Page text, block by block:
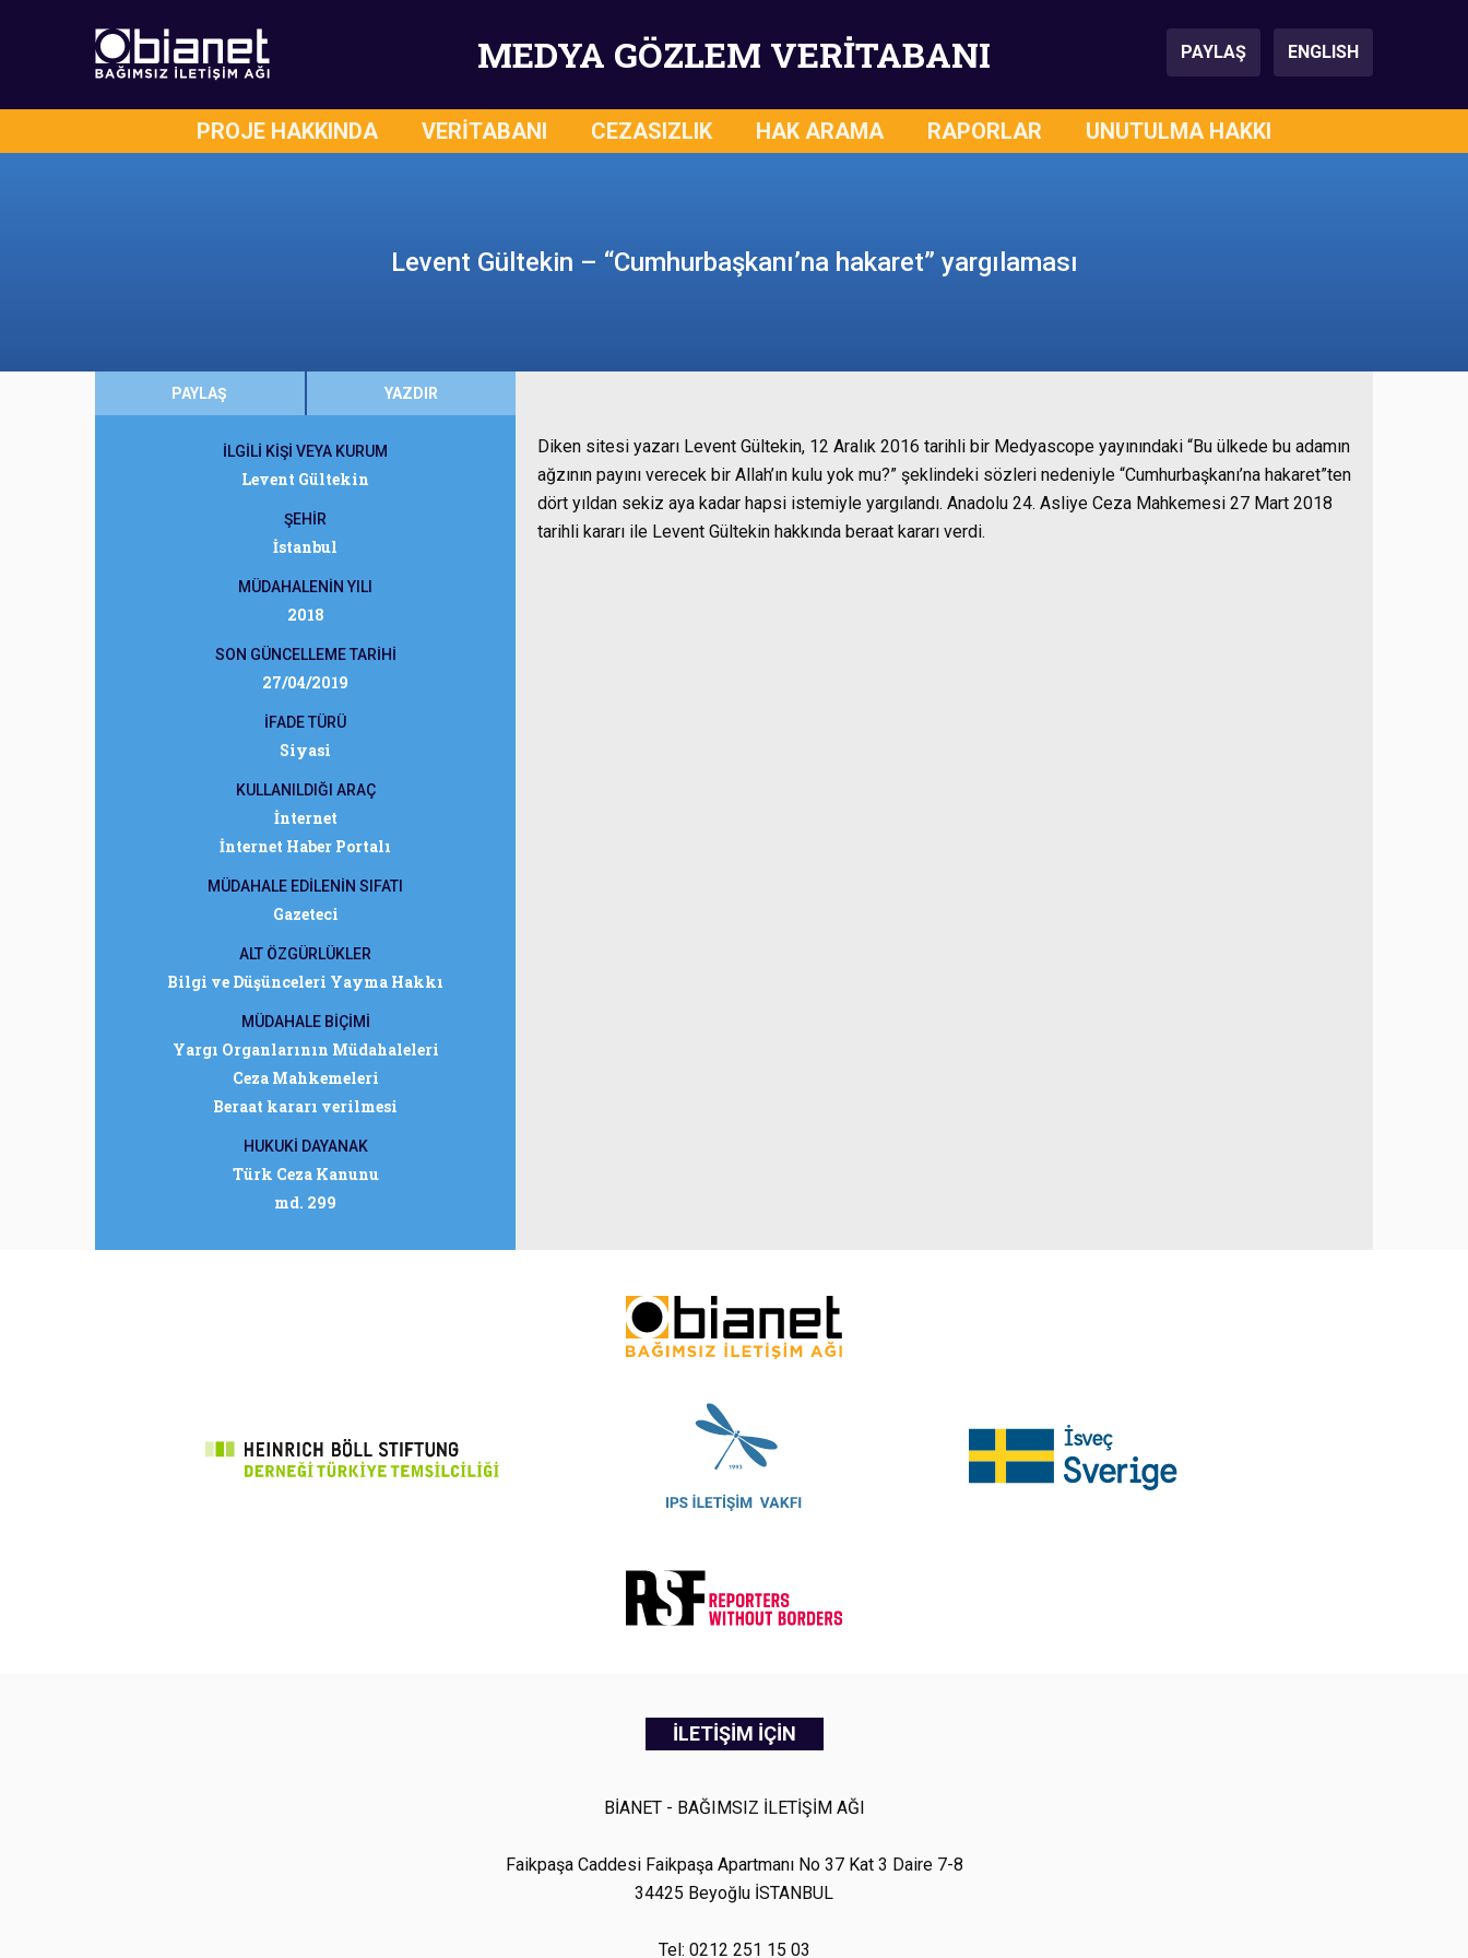
MEDYA GÖZLEM VERİTABANI PAYLAŞ ENGLISH
PROJE HAKKINDA VERİTABANI CEZASIZLIK HAK ARAMA RAPORLAR UNUTULMA HAKKI
Levent Gültekin – “Cumhurbaşkanı’na hakaret” yargılaması
PAYLAŞ YAZDIR
İLGİLİ KİŞİ VEYA KURUM
Levent Gültekin
ŞEHİR
İstanbul
MÜDAHALENİN YILI
2018
SON GÜNCELLEME TARİHİ
27/04/2019
İFADE TÜRÜ
Siyasi
KULLANILDIĞI ARAÇ
İnternet
İnternet Haber Portalı
MÜDAHALE EDİLENİN SIFATI
Gazeteci
ALT ÖZGÜRLÜKLER
Bilgi ve Düşünceleri Yayma Hakkı
MÜDAHALE BİÇİMİ
Yargı Organlarının Müdahaleleri
Ceza Mahkemeleri
Beraat kararı verilmesi
HUKUKİ DAYANAK
Türk Ceza Kanunu
md. 299
Diken sitesi yazarı Levent Gültekin, 12 Aralık 2016 tarihli bir Medyascope yayınındaki “Bu ülkede bu adamın
ağzının payını verecek bir Allah’ın kulu yok mu?” şeklindeki sözleri nedeniyle “Cumhurbaşkanı’na hakaret”ten
dört yıldan sekiz aya kadar hapsi istemiyle yargılandı. Anadolu 24. Asliye Ceza Mahkemesi 27 Mart 2018
tarihli kararı ile Levent Gültekin hakkında beraat kararı verdi.
İLETİŞİM İÇİN
BİANET - BAĞIMSIZ İLETİŞİM AĞI
Faikpaşa Caddesi Faikpaşa Apartmanı No 37 Kat 3 Daire 7-8
34425 Beyoğlu İSTANBUL
Tel: 0212 251 15 03